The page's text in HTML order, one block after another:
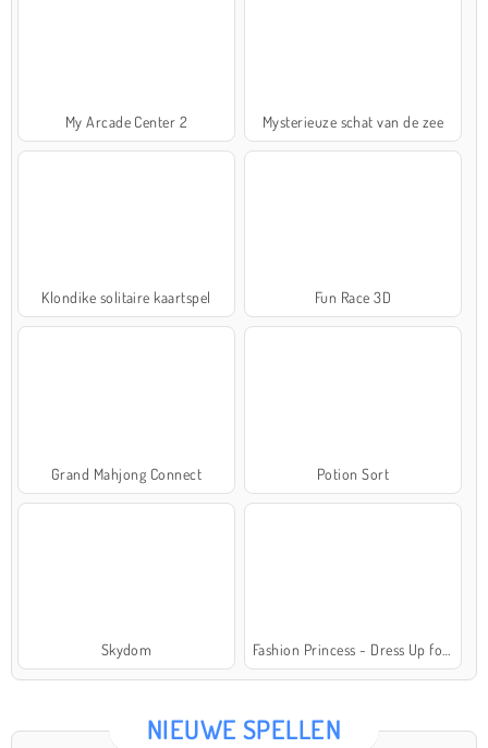
My Arcade Center 2 Mysterieuze schat van de zee
Klondike solitaire kaartspel Fun Race 3D
Grand Mahjong Connect Potion Sort
Skydom
NIEUWE SPELLEN